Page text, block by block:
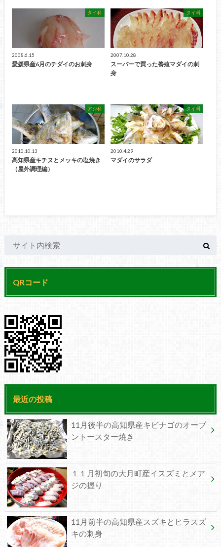
タイ科
2008.6.15
愛媛県産6月のチダイのお刺身
タイ科
2007.10.28
スーパーで買った養殖マダイの刺
身
アジ科
2010.10.13
高知県産キチヌとメッキの塩焼き
（屋外調理編）
タイ科
2010.4.29
マダイのサラダ
QRコード
最近の投稿
11月後半の高知県産キビナゴのオーブ
ントースター焼き
１１月初旬の大月町産イスズミとメア
ジの握り
11月前半の高知県産スズキとヒラスズ
キの刺身